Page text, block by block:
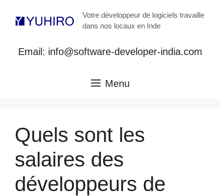
Votre développeur de logiciels travaille
dans nos locaux en Inde
Email: info@software-developer-india.com
Menu
Quels sont les
salaires des
développeurs de